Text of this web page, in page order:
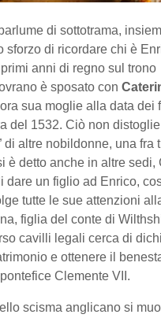
di sottotrama,
sforzo di ricordare chi è
anni di regno sul trono
è sposato con
sua moglie alla data dei
del 1532. Ciò non
di altre nobildonne, una fra
è detto anche in altre sedi,
dare un figlio ad Enrico,
tutte le sue attenzioni
figlia del conte di
cavilli legali cerca di
e ottenere il
Clemente VII.
scisma anglicano si